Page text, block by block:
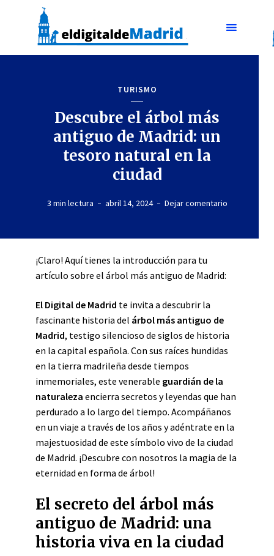
TURISMO
Descubre el árbol más
antiguo de Madrid: un
tesoro natural en la
ciudad
3 min lectura abril 14, 2024 Dejar comentario
¡Claro! Aquí tienes la introducción para tu
artículo sobre el árbol más antiguo de Madrid:
El Digital de Madrid te invita a descubrir la
fascinante historia del árbol más antiguo de
Madrid, testigo silencioso de siglos de historia
en la capital española. Con sus raíces hundidas
en la tierra madrileña desde tiempos
inmemoriales, este venerable guardián de la
naturaleza encierra secretos y leyendas que han
perdurado a lo largo del tiempo. Acompáñanos
en un viaje a través de los años y adéntrate en la
majestuosidad de este símbolo vivo de la ciudad
de Madrid. ¡Descubre con nosotros la magia de la
eternidad en forma de árbol!
El secreto del árbol más
antiguo de Madrid: una
historia viva en la ciudad